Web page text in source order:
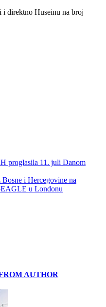
i direktno Huseinu na broj
proglasila 11. juli Danom
i Hercegovine na
u Londonu
AUTHOR